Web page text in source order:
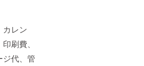
カレン
刷費、
ジ代、管